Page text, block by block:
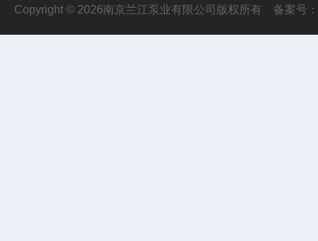
Copyright © 2026南京兰江泵业有限公司版权所有 备案号